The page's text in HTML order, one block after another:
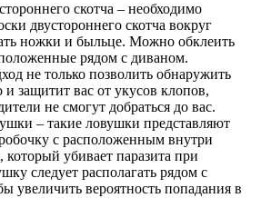
скотча – необходимо
двустороннего скотча вокруг
ножки и быльце. Можно обклеить
рядом с диваном.
не только позволить обнаружить
и защитит вас от укусов клопов,
не смогут добраться до вас.
– такие ловушки представляют
с расположенным внутри
убивает паразита при
следует располагать рядом с
увеличить вероятность попадания в